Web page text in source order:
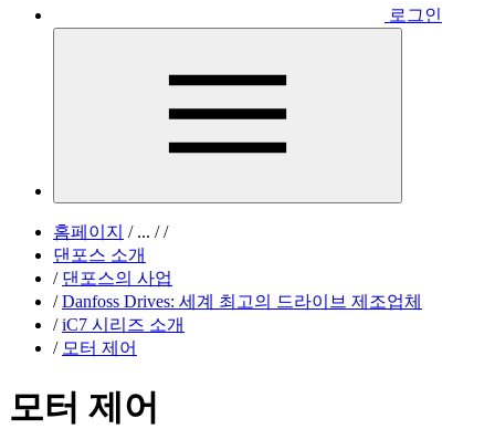
로그인
홈페이지 /... / /
댄포스 소개
/ 댄포스의 사업
/ Danfoss Drives: 세계 최고의 드라이브 제조업체
/ iC7 시리즈 소개
/ 모터 제어
모터 제어